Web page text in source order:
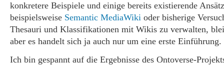
konkretere Beispiele und einige bereits existierende
beispielsweise Semantic MediaWiki oder bisherige
Thesauri und Klassifikationen mit Wikis zu verwalten,
aber es handelt sich ja auch nur um eine erste Einführung.
Ich bin gespannt auf die Ergebnisse des Ontoverse-